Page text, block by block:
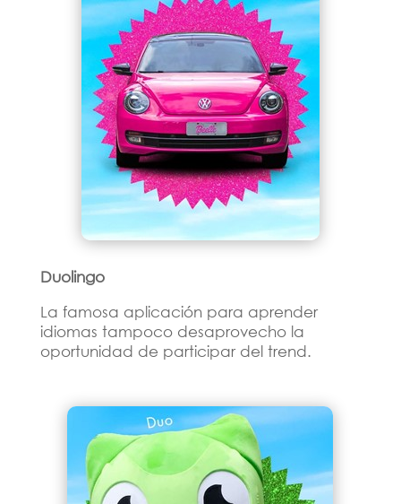
Duolingo
La famosa aplicación para aprender
idiomas tampoco desaprovecho la
oportunidad de participar del trend.